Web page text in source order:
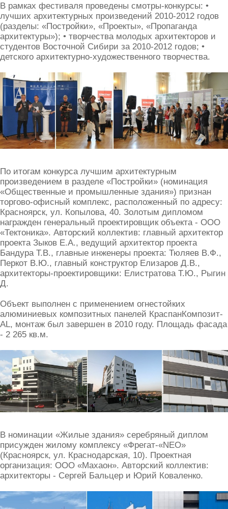
В рамках фестиваля проведены смотры-конкурсы: •
лучших архитектурных произведений 2010-2012 годов
(разделы: «Постройки», «Проекты», «Пропаганда
архитектуры»); • творчества молодых архитекторов и
студентов Восточной Сибири за 2010-2012 годов; •
детского архитектурно-художественного творчества.
По итогам конкурса лучшим архитектурным
произведением в разделе «Постройки» (номинация
«Общественные и промышленные здания») признан
торгово-офисный комплекс, расположенный по адресу:
Красноярск, ул. Копылова, 40. Золотым дипломом
награжден генеральный проектировщик объекта - ООО
«Тектоника». Авторский коллектив: главный архитектор
проекта Зыков Е.А., ведущий архитектор проекта
Бандура Т.В., главные инженеры проекта: Тюляев В.Ф.,
Перкот В.Ю., главный конструктор Елизаров Д.В.,
архитекторы-проектировщики: Елистратова Т.Ю., Рыгин
Д.
Объект выполнен с применением огнестойких
алюминиевых композитных панелей КраспанКомпозит-
AL, монтаж был завершен в 2010 году. Площадь фасада
- 2 265 кв.м.
В номинации «Жилые здания» серебряный диплом
присужден жилому комплексу «Фрегат-«NEO»
(Красноярск, ул. Краснодарская, 10). Проектная
организация: ООО «Махаон». Авторский коллектив:
архитекторы - Сергей Бальцер и Юрий Коваленко.